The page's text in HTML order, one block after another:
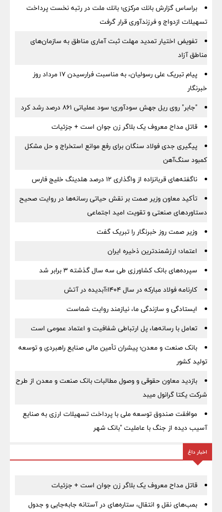
براساس گزارش بانك مركزی؛ بانك ملت در رتبه نخست پرداخت
تسهیلات ازدواج و فرزندآوری قرار گرفت
تفویض اختیار تمدید مهلت ثبت آماری مناطق به سازمان‌های
مناطق آزاد
پیام تبریک علی رسولیان، به مناسبت فرارسیدن ۱۷ مرداد روز
خبرنگار
"جابر" روی ریل جهش سودآوری؛ سود عملیاتی ۸۶۱ درصد رشد کرد
قاتل مداح معروف یک بلاگر زن جوان است + جزئیات
پیگیری جدی فولاد سنگان برای رفع موانع استخراج و حل مشکل
کمبود سنگ‌آهن
ناگفته‌های قربانزاده از واگذاری ۱۲ درصد هلدینگ خلیج فارس
تأکید معاون وزیر صمت بر نقش حیاتی رسانه‌ها در روایت صحیح
دستاوردهای صنعتی و تقویت امید اجتماعی
وزیر صمت روز خبرنگار را تبریک گفت
اعتماد؛ ارزشمندترین ذخیره ایران
سپرده‌های بانک کشاورزی طی سه سال گذشته ۳ برابر شد
کارنامه فولاد مبارکه در سال ۱۴۰۴؛آبدیده در آتش
ایستادگی و سازندگی ما، نیازمند روایت شماست
تعامل با رسانه‌ها، پل ارتباطی شفافیت و اعتماد عمومی است
بانک صنعت و معدن؛ پیشران تأمین مالی صنایع راهبردی و توسعه
تولید کشور
بازدید معاون حقوقی و وصول مطالبات بانک صنعت و معدن از طرح
شرکت یکتا گرانول میبد
موافقت صندوق توسعه ملی با پرداخت تسهیلات ارزی به صنایع
آسیب دیده از جنگ با عاملیت "بانک شهر
اخبار داغ
قاتل مداح معروف یک بلاگر زن جوان است + جزئیات
بمب‌های نقل و انتقال، ستاره‌های در آستانه جابه‌جایی و جدول